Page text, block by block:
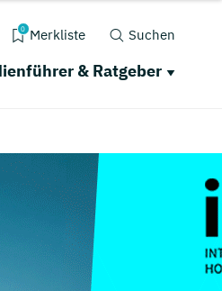
0 Merkliste Suchen
& Ratgeber